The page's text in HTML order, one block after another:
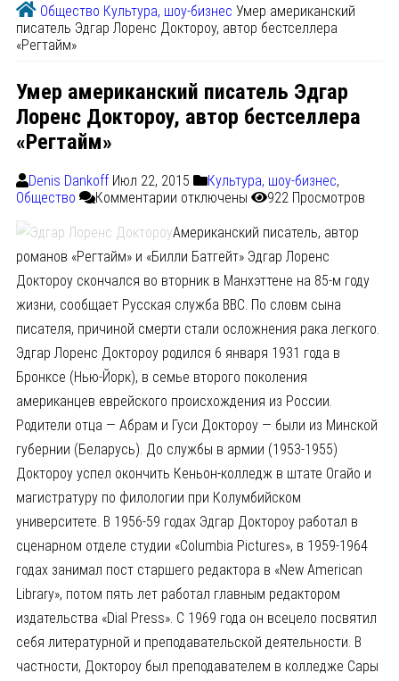
Общество Культура, шоу-бизнес Умер американский
писатель Эдгар Лоренс Доктороу, автор бестселлера
«Регтайм»
Умер американский писатель Эдгар
Лоренс Доктороу, автор бестселлера
«Регтайм»
Denis Dankoff Июл 22, 2015 Культура, шоу-бизнес,
Общество
Комментарии отключены 922 Просмотров
Американский писатель, автор
романов «Регтайм» и «Билли Батгейт» Эдгар Лоренс
Доктороу скончался во вторник в Манхэттене на 85-м году
жизни, сообщает Русская служба BBC. По словм сына
писателя, причиной смерти стали осложнения рака легкого.
Эдгар Лоренс Доктороу родился 6 января 1931 года в
Бронксе (Нью-Йорк), в семье второго поколения
американцев еврейского происхождения из России.
Родители отца — Абрам и Гуси Доктороу — были из Минской
губернии (Беларусь). До службы в армии (1953-1955)
Доктороу успел окончить Кеньон-колледж в штате Огайо и
магистратуру по филологии при Колумбийском
университете. В 1956-59 годах Эдгар Доктороу работал в
сценарном отделе студии «Columbia Pictures», в 1959-1964
годах занимал пост старшего редактора в «New American
Library», потом пять лет работал главным редактором
издательства «Dial Press». С 1969 года он всецело посвятил
себя литературной и преподавательской деятельности. В
частности, Доктороу был преподавателем в колледже Сары